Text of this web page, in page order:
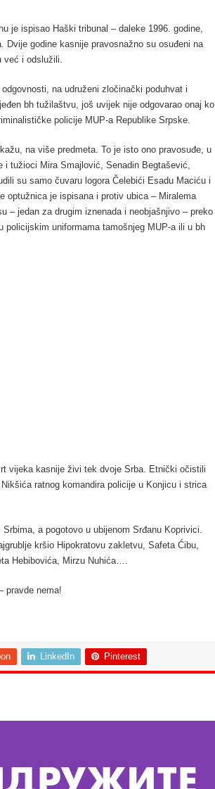
je ispisao Haški tribunal – daleke 1996. godine,
godine kasnije pravosnažno su osuđeni na
i odslužili.
na udruženi zločinački poduhvat i
bh tužilaštvu, još uvijek nije odgovarao onaj ko
policije MUP-a Republike Srpske.
na više predmeta. To je isto ono pravosuđe, u
tužioci Mira Smajlović, Senadin Begtašević,
su samo čuvaru logora Čelebići Esadu Maciću i
optužnica je ispisana i protiv ubica – Miralema
– jedan za drugim iznenada i neobjašnjivo – preko
uniformama tamošnjeg MUP-a ili u bh
vijeka kasnije živi tek dvoje Srba. Etnički očistili
ratnog komandira policije u Konjicu i strica
a pogotovo u ubijenom Srđanu Koprivici.
kršio Hipokratovu zakletvu, Safeta Ćibu,
Hebibovića, Mirzu Nuhića….
pravde nema!
LinkedIn Pinterest